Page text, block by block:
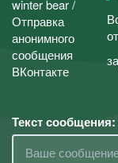
Текст сообщения: